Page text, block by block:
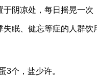
阴凉处，每日摇晃一次
眠、健忘等症的人群饮
3个，盐少许。